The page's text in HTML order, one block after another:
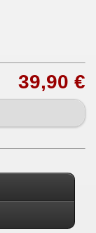
39,90 €